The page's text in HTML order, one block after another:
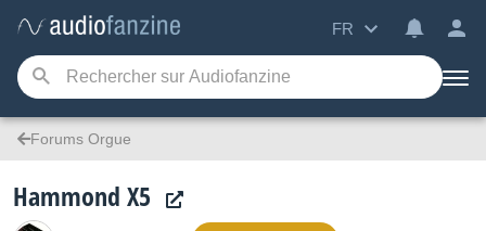
FR
Forums Orgue
Hammond X5